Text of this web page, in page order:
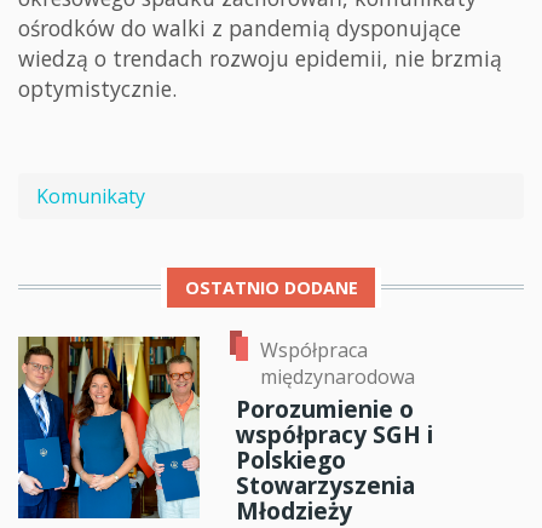
ośrodków do walki z pandemią dysponujące
wiedzą o trendach rozwoju epidemii, nie brzmią
optymistycznie.
Komunikaty
OSTATNIO DODANE
Współpraca
międzynarodowa
Porozumienie o
współpracy SGH i
Polskiego
Stowarzyszenia
Młodzieży